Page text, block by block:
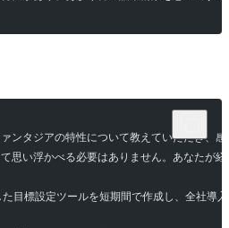
ンタジアの特性について教えていただき、
思い浮かべる必要はありません。あなたが
目標設定ツールを短期間で作成し、全社導